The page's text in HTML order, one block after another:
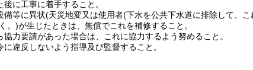
に工事に着手すること。
備等に異状(天災地変又は使用者(下水を公共下水道に排除して、
。)が生じたときは、無償でこれを補修すること。
力要請があった場合は、これに協力するよう努めること。
違反しないよう指導及び監督すること。